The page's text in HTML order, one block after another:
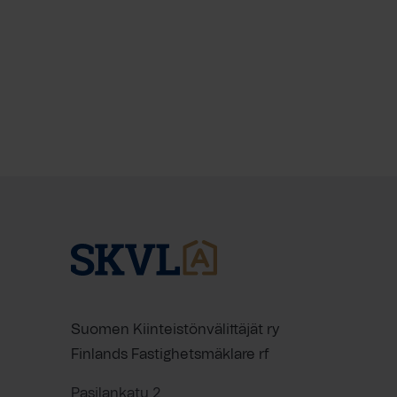
Suomen Kiinteistönvälittäjät ry
Finlands Fastighetsmäklare rf
Pasilankatu 2